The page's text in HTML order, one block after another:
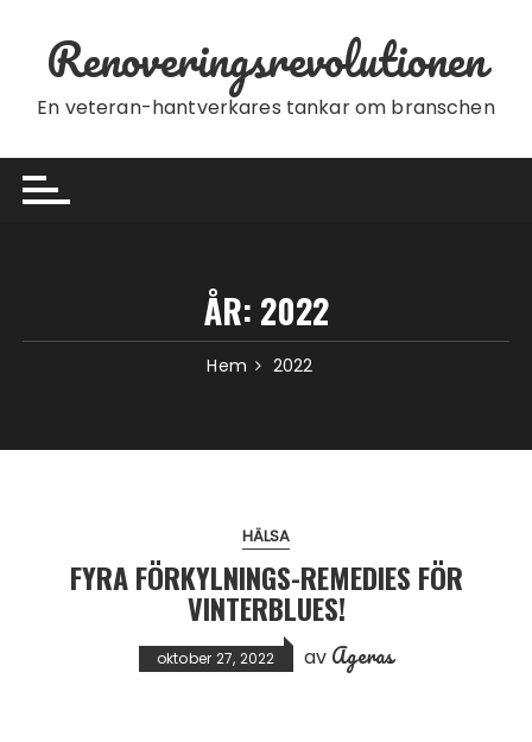
Renoveringsrevolutionen
En veteran-hantverkares tankar om branschen
ÅR: 2022
Hem 2022
HÄLSA
FYRA FÖRKYLNINGS-REMEDIES FÖR
VINTERBLUES!
oktober 27, 2022 av Ageras